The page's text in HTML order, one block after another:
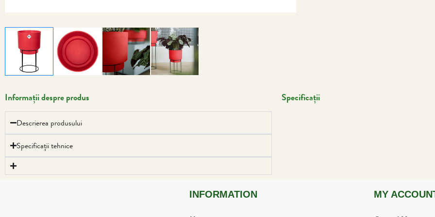
Informații despre produs
Descrierea produsului
Specificații tehnice
Specificații
INFORMATION MY